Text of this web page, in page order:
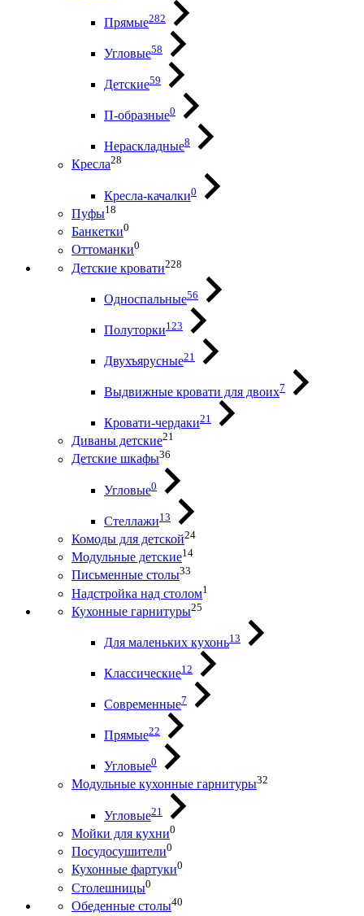
Прямые282
Угловые58
Детские59
П-образные0
Нераскладные8
Кресла28
Кресла-качалки0
Пуфы18
Банкетки0
Оттоманки0
Детские кровати228
Односпальные56
Полуторки123
Двухъярусные21
Выдвижные кровати для двоих7
Кровати-чердаки21
Диваны детские21
Детские шкафы36
Угловые0
Стеллажи13
Комоды для детской24
Модульные детские14
Письменные столы33
Надстройка над столом1
Кухонные гарнитуры25
Для маленьких кухонь13
Классические12
Современные7
Прямые22
Угловые0
Модульные кухонные гарнитуры32
Угловые21
Мойки для кухни0
Посудосушители0
Кухонные фартуки0
Столешницы0
Обеденные столы40